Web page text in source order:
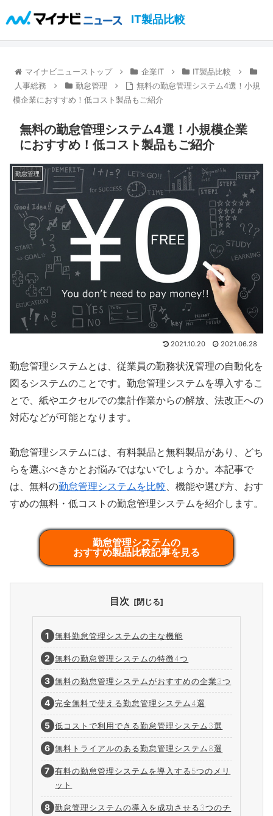
IT製品比較
マイナビニューストップ 企業IT
IT製品比較
人事総務
勤怠管理
無料の勤怠管理システム4選！小規
模企業におすすめ！低コスト製品もご紹介
無料の勤怠管理システム4選！小規模企業
におすすめ！低コスト製品もご紹介
勤怠管理
2021.10.20 2021.06.28
勤怠管理システムとは、従業員の勤務状況管理の自動化を
図るシステムのことです。勤怠管理システムを導入するこ
とで、紙やエクセルでの集計作業からの解放、法改正への
対応などが可能となります。
勤怠管理システムには、有料製品と無料製品があり、どち
らを選ぶべきかとお悩みではないでしょうか。本記事で
は、無料の勤怠管理システムを比較 、機能や選び方、おす
すめの無料・低コストの勤怠管理システムを紹介します。
勤怠管理システムの
おすすめ製品比較記事を見る
目次
無料勤怠管理システムの主な機能
無料の勤怠管理システムの特徴4つ
無料の勤怠管理システムがおすすめの企業3つ
完全無料で使える勤怠管理システム4選
低コストで利用できる勤怠管理システム3選
無料トライアルのある勤怠管理システム8選
有料の勤怠管理システムを導入する5つのメリ
ット
勤怠管理システムの導入を成功させる3つのチ